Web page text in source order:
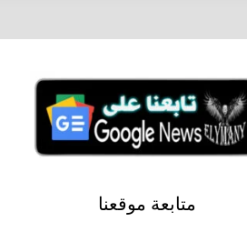
متابعة موقعنا